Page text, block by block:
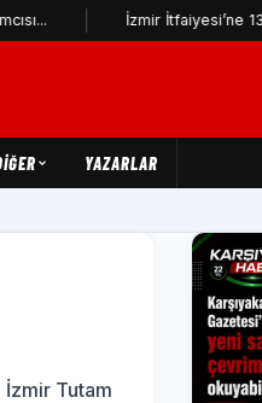
İzmir İtfaiyesi’ne 13,5 milyon
YAZARLAR
Tutam